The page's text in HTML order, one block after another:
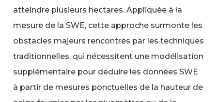
atteindre plusieurs hectares. Appliquée à la
mesure de la SWE, cette approche surmonte les
obstacles majeurs rencontrés par les techniques
traditionnelles, qui nécessitent une modélisation
supplémentaire pour déduire les données SWE
à partir de mesures ponctuelles de la hauteur de